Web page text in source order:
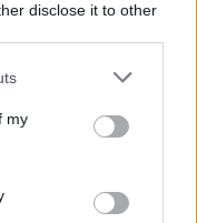
disclose it to other
or more Google
You may click to
third-party tags to
in below Google
my